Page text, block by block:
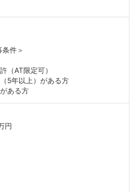
件＞
（AT限定可）
5年以上）がある方
ある方
円